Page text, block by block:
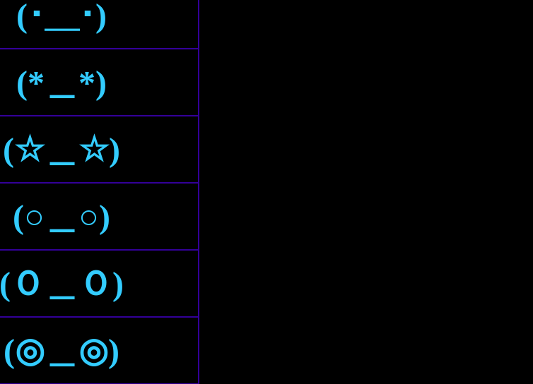
(･＿･)
(*＿*)
(☆＿☆)
(○＿○)
(Ｏ＿Ｏ)
(◎＿◎)